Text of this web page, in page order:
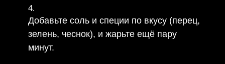
Добавьте соль и специи по вкусу (перец,
зелень, чеснок), и жарьте ещё пару
минут.